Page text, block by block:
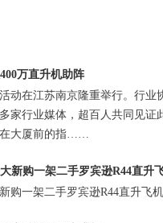
万直升机助阵
动在江苏南京隆重举行。行业
家行业媒体，超百人共同见证
在大厦前的指……
新购一架二手罗宾逊R44直升
购一架二手罗宾逊R44直升